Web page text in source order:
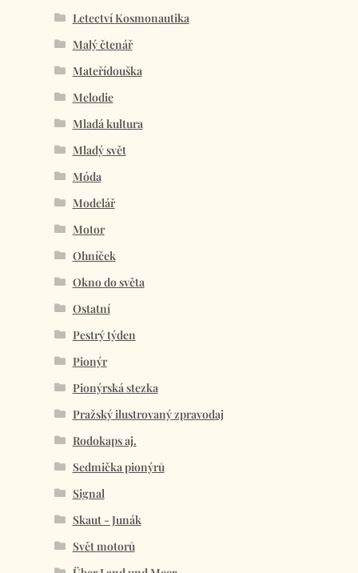
Letectví Kosmonautika
Malý čtenář
Mateřídouška
Melodie
Mladá kultura
Mladý svět
Móda
Modelář
Motor
Ohníček
Okno do světa
Ostatní
Pestrý týden
Pionýr
Pionýrská stezka
Pražský ilustrovaný zpravodaj
Rodokaps aj.
Sedmička pionýrů
Signal
Skaut - Junák
Svět motorů